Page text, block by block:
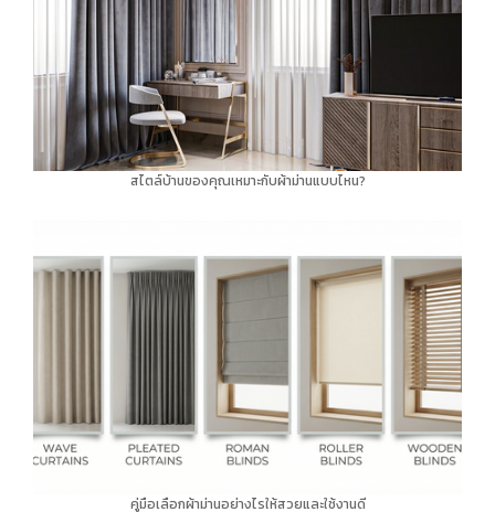
สไตล์บ้านของคุณเหมาะกับผ้าม่านแบบไหน?
คู่มือเลือกผ้าม่านอย่างไรให้สวยและใช้งานดี